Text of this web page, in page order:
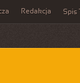
Redakcja Spis